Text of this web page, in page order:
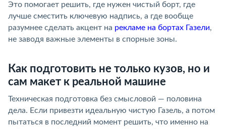
Это помогает решить, где нужен чистый борт, где
лучше сместить ключевую надпись, а где вообще
разумнее сделать акцент на рекламе на бортах Газели,
не заводя важные элементы в спорные зоны.
Как подготовить не только кузов, но и
сам макет к реальной машине
Техническая подготовка без смысловой — половина
дела. Если привезти идеальную чистую Газель, а потом
пытаться в последний момент решить, что именно на